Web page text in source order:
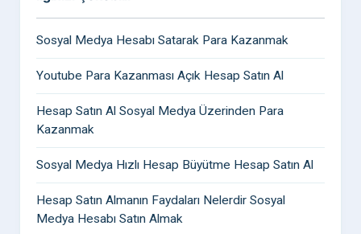
Sosyal Medya Hesabı Satarak Para Kazanmak
Youtube Para Kazanması Açık Hesap Satın Al
Hesap Satın Al Sosyal Medya Üzerinden Para
Kazanmak
Sosyal Medya Hızlı Hesap Büyütme Hesap Satın Al
Hesap Satın Almanın Faydaları Nelerdir Sosyal
Medya Hesabı Satın Almak